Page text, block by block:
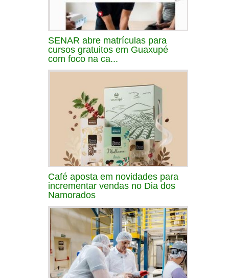
SENAR abre matrículas para
cursos gratuitos em Guaxupé
com foco na ca...
Café aposta em novidades para
incrementar vendas no Dia dos
Namorados